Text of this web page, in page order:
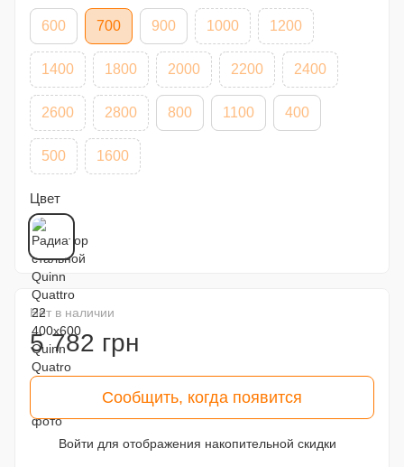
600 700 900 1000 1200
1400 1800 2000 2200 2400
2600 2800 800 1100 400
500 1600
Цвет
Нет в наличии
5 782 грн
Сообщить, когда появится
Войти для отображения накопительной скидки